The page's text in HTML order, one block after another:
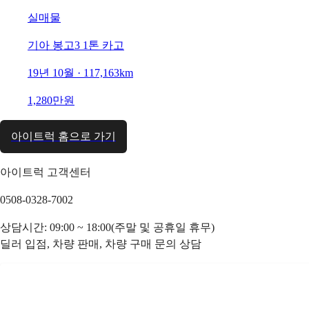
실매물
기아 봉고3 1톤 카고
19년 10월 · 117,163km
1,280만원
아이트럭 홈으로 가기
아이트럭 고객센터
0508-0328-7002
상담시간: 09:00 ~ 18:00(주말 및 공휴일 휴무)
딜러 입점, 차량 판매, 차량 구매 문의 상담